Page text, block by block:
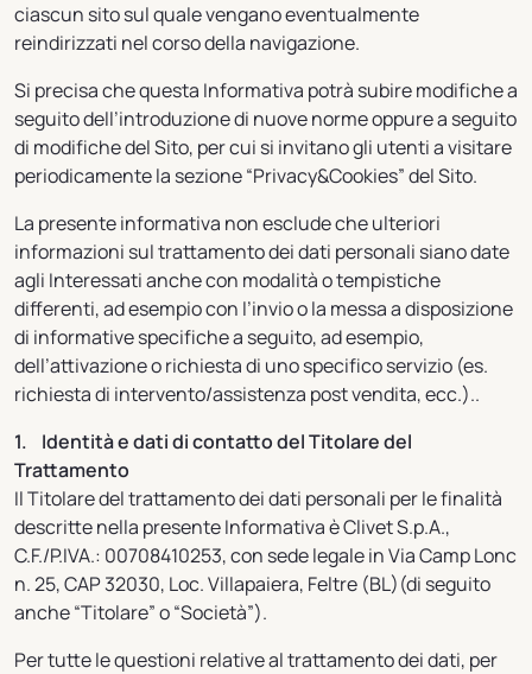
ciascun sito sul quale vengano eventualmente
reindirizzati nel corso della navigazione.
Si precisa che questa Informativa potrà subire modifiche a
seguito dell’introduzione di nuove norme oppure a seguito
di modifiche del Sito, per cui si invitano gli utenti a visitare
periodicamente la sezione “Privacy&Cookies” del Sito.
La presente informativa non esclude che ulteriori
informazioni sul trattamento dei dati personali siano date
agli Interessati anche con modalità o tempistiche
differenti, ad esempio con l’invio o la messa a disposizione
di informative specifiche a seguito, ad esempio,
dell’attivazione o richiesta di uno specifico servizio (es.
richiesta di intervento/assistenza post vendita, ecc.)..
1. Identità e dati di contatto del Titolare del
Trattamento
Il Titolare del trattamento dei dati personali per le finalità
descritte nella presente Informativa è Clivet S.p.A.,
C.F./P.IVA.: 00708410253, con sede legale in Via Camp Lonc
n. 25, CAP 32030, Loc. Villapaiera, Feltre (BL)(di seguito
anche “Titolare” o “Società”).
Per tutte le questioni relative al trattamento dei dati, per